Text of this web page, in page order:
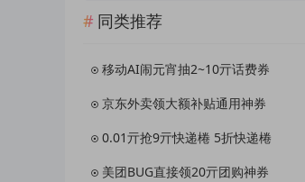
同类推荐
移动AI闹元宵抽2~10亓话费券
京东外卖领大额补贴通用神券
0.01亓抢9亓快递棬 5折快递棬
美团BUG直接领20亓团购神券